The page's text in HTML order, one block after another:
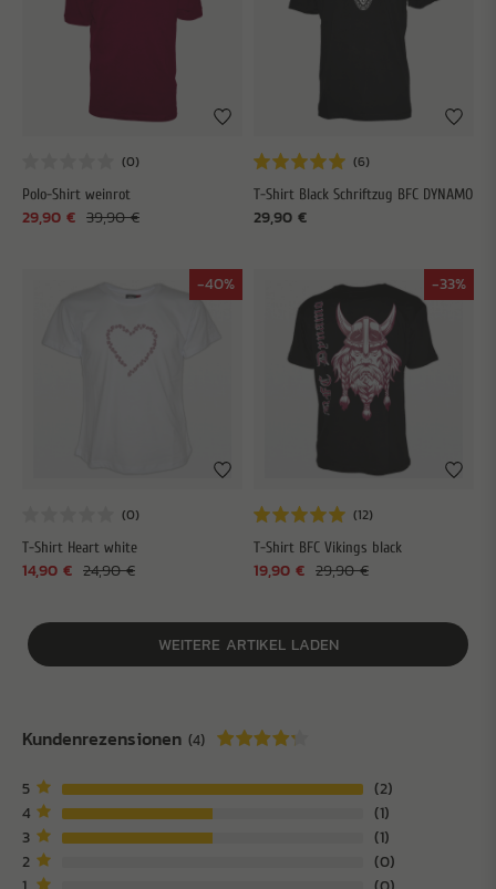
Polo-Shirt weinrot
39,90 €
29,90 €
T-Shirt Black Schriftzug BFC DYNAMO
29,90 €
-40%
T-Shirt Heart white
24,90 €
14,90 €
-33%
T-Shirt BFC Vikings black
29,90 €
19,90 €
WEITERE ARTIKEL LADEN
Kundenrezensionen (4)
5
2
4
1
3
1
2
0